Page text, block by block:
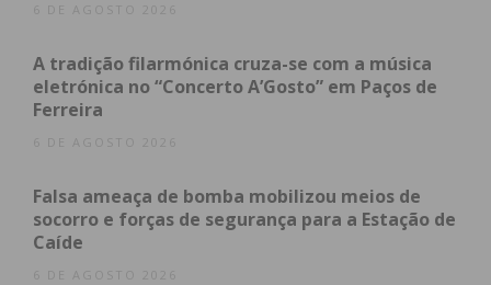
Subscreva a newsletter do
Imediato
obtenha de forma regular a informação
atualizada.
6 DE AGOSTO 2026
A tradição filarmónica cruza-se com a música
eletrónica no “Concerto A’Gosto” em Paços de
Ferreira
6 DE AGOSTO 2026
Falsa ameaça de bomba mobilizou meios de
socorro e forças de segurança para a Estação de
Caíde
6 DE AGOSTO 2026